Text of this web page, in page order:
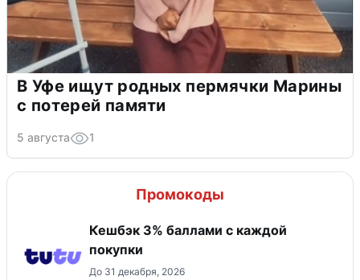
В Уфе ищут родных пермячки Марины
с потерей памяти
5 августа 1
Промокоды
Кешбэк 3% баллами с каждой
покупки
До 31 декабря, 2026